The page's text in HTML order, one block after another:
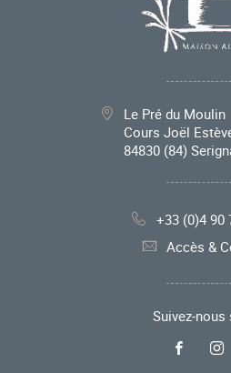
Le Pré du Moulin
Cours Joël
84830 (84)
+33 (0)4 90
Accès &
Suivez-nous